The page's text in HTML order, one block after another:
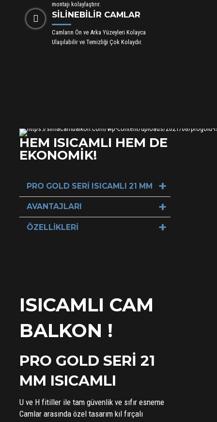
montajı kolaylaştırır.
SİLİNEBİLİR CAMLAR
Camların Ön ve Arka Yüzeyleri Kolayca
Ulaşılabilir ve Temizliği Çok Kolaydır.
HEM ISICAMLI HEM DE
EKONOMİK!
PRO GOLD SERİ ISICAMLI 21 MM
AVANTAJLARI
ÖZELLİKLERİ
ISICAMLI CAM
BALKON !
PRO GOLD SERİ 21
MM ISICAMLI
U ve H fitiller ile tam güvenlik ve sıfır esneme
Camlar arasında özel tasarım kıl fırçalı